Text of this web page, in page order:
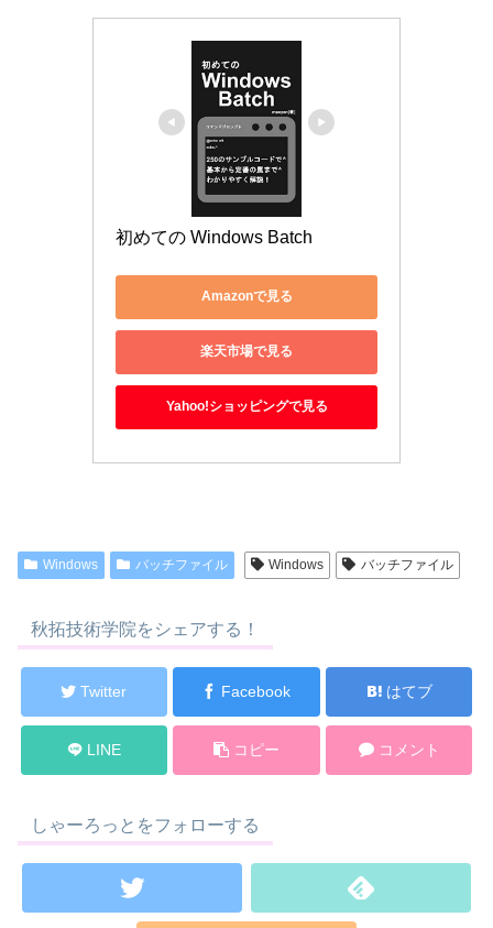
初めての Windows Batch
Amazonで見る
楽天市場で見る
Yahoo!ショッピングで見る
Windows バッチファイル Windows バッチファイル
秋拓技術学院をシェアする！
Twitter Facebook はてブ
LINE コピー コメント
しゃーろっとをフォローする